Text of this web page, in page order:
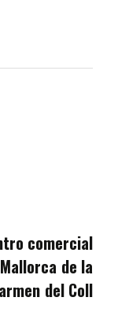
comercial
de la
del Coll